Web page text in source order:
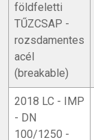
földfeletti
TŰZCSAP -
rozsdamentes
acél
(breakable)
2018 LC - IMP
- DN
100/1250 -